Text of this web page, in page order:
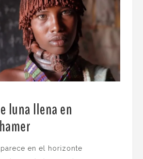
luna llena en
en el horizonte